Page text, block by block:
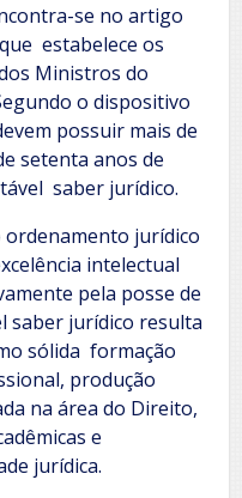
se no artigo
estabelece os
Ministros do
o dispositivo
possuir mais de
setenta anos de
saber jurídico.
ordenamento jurídico
intelectual
pela posse de
saber jurídico resulta
sólida formação
produção
na área do Direito,
e
jurídica.